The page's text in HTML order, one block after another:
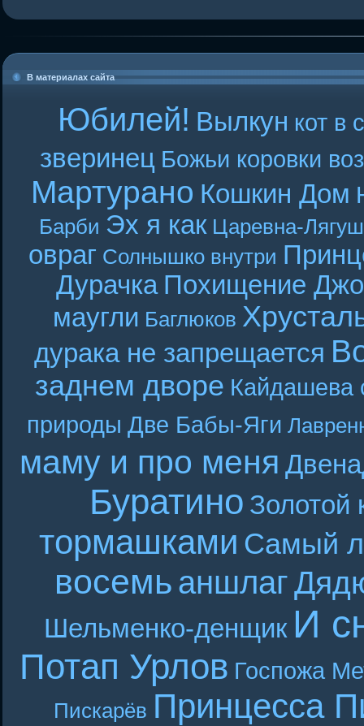
В материалах сайта
Юбилей! Вылкун кот в
зверинец Божьи коровки
Мартурано Кошкин Дом
Барби Эх я как Царевна-
овраг Солнышко внутри
Дурачка Похищение
маугли Баглюков
дурака не запрещается
заднем дворе Кайдашева
природы Две Бабы-Яги
маму и про меня
Буратино Золотой
тормашками Самый
восемьаншлаг
Шельменко-денщик И
Потап Урлов Госпожа
Пискарёв Принцесса